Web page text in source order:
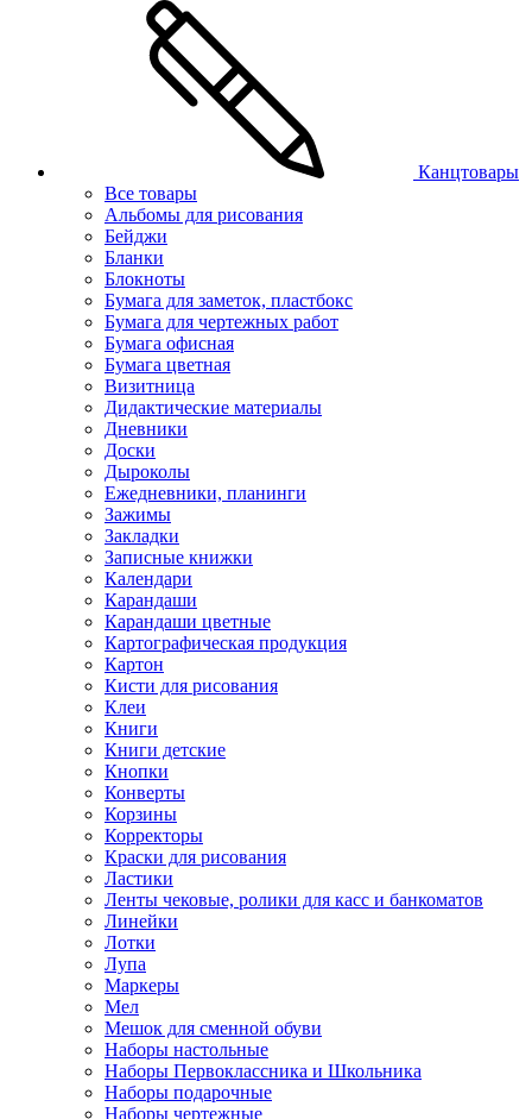
Канцтовары
Все товары
Альбомы для рисования
Бейджи
Бланки
Блокноты
Бумага для заметок, пластбокс
Бумага для чертежных работ
Бумага офисная
Бумага цветная
Визитница
Дидактические материалы
Дневники
Доски
Дыроколы
Ежедневники, планинги
Зажимы
Закладки
Записные книжки
Календари
Карандаши
Карандаши цветные
Картографическая продукция
Картон
Кисти для рисования
Клеи
Книги
Книги детские
Кнопки
Конверты
Корзины
Корректоры
Краски для рисования
Ластики
Ленты чековые, ролики для касс и банкоматов
Линейки
Лотки
Лупа
Маркеры
Мел
Мешок для сменной обуви
Наборы настольные
Наборы Первоклассника и Школьника
Наборы подарочные
Наборы чертежные